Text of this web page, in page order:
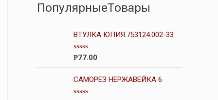
ПопулярныеТовары
ВТУЛКА ЮПИЯ.753124.002-33
О
н
а
Р77.00
САМОРЕЗ НЕРЖАВЕЙКА 6